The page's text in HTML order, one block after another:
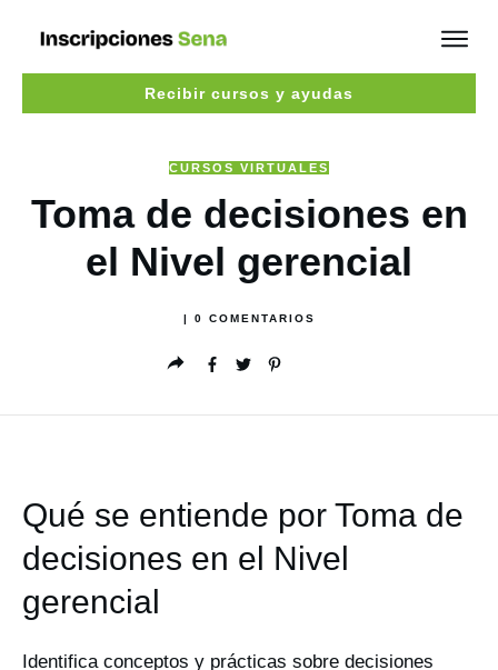
Recibir cursos y ayudas
CURSOS VIRTUALES
Toma de decisiones en
el Nivel gerencial
0 COMENTARIOS
Qué se entiende por Toma de
decisiones en el Nivel
gerencial
Identifica conceptos y prácticas sobre decisiones